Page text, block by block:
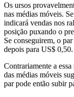
Os ursos
nas médias móveis.
indicará vendas nos
posição puxando o
Se conseguirem, o
depois para US$ 0,50.
Contrariamente a
das médias móveis
par pode então subir